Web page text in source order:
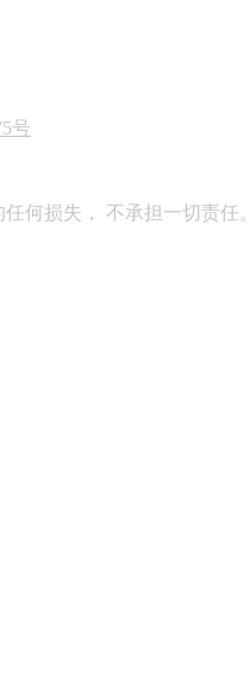
号
何损失， 不承担一切责任。